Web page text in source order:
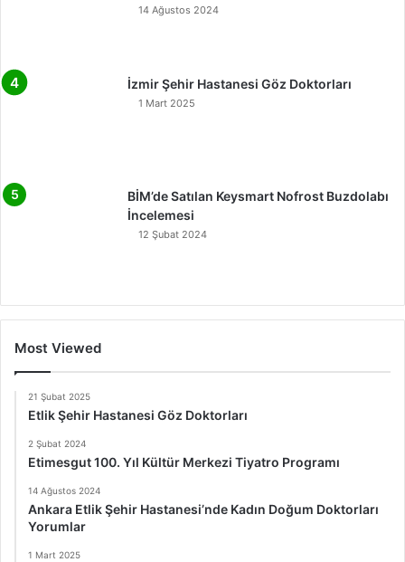
14 Ağustos 2024
İzmir Şehir Hastanesi Göz Doktorları
1 Mart 2025
BİM’de Satılan Keysmart Nofrost Buzdolabı
İncelemesi
12 Şubat 2024
Most Viewed
21 Şubat 2025
Etlik Şehir Hastanesi Göz Doktorları
2 Şubat 2024
Etimesgut 100. Yıl Kültür Merkezi Tiyatro Programı
14 Ağustos 2024
Ankara Etlik Şehir Hastanesi’nde Kadın Doğum Doktorları
Yorumlar
1 Mart 2025